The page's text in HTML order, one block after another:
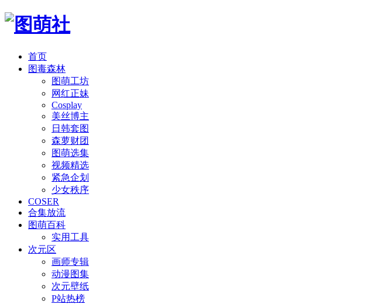
首页
图毒森林
图萌工坊
网红正妹
Cosplay
美丝博主
日韩套图
森萝财团
图萌选集
视频精选
紧急企划
少女秩序
COSER
合集放流
图萌百科
实用工具
次元区
画师专辑
动漫图集
次元壁纸
P站热榜